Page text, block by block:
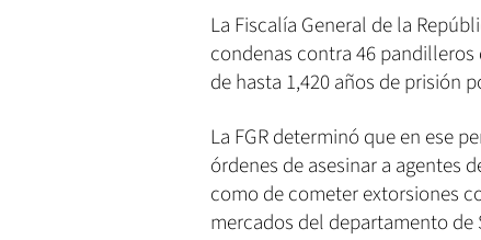
La Fiscalía General de la
condenas contra 46 pandilleros
de hasta 1,420 años de prisión
La FGR determinó que en ese
órdenes de asesinar a agentes
como de cometer extorsiones
mercados del departamento de